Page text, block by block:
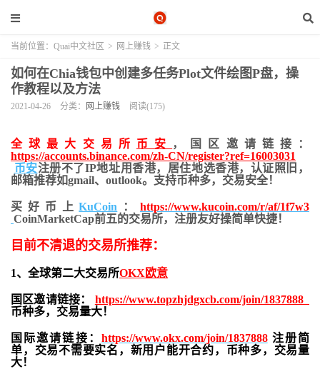
当前位置： Quai中文社区 > 网上赚钱 > 正文
如何在Chia钱包中创建多任务Plot文件绘图P盘，操
作教程以及方法
2021-04-26 分类： 网上赚钱 阅读(175)
全球最大交易所 币安
，国区邀请链接：
https://accounts.binance.com/zh-CN/register?ref=16003031
币安注册不了IP地址用香港，居住地选香港，认证照旧，
邮箱推荐如gmail、outlook。支持币种多，交易安全！
买好币上KuCoin ：https://www.kucoin.com/r/af/1f7w3
CoinMarketCap前五的交易所，注册友好操简单快捷！
目前不清退的交易所推荐：
1、全球第二大交易所OKX欧意
国区邀请链接： https://www.topzhjdgxcb.com/join/1837888
币种多，交易量大！
国际邀请链接： https://www.okx.com/join/1837888注册简
单，交易不需要实名，新用户能开合约， 币种多，交易量
大！